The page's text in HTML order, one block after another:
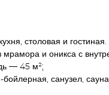
столовая и
мрамора и оникса с
— 45 м²;
санузел,